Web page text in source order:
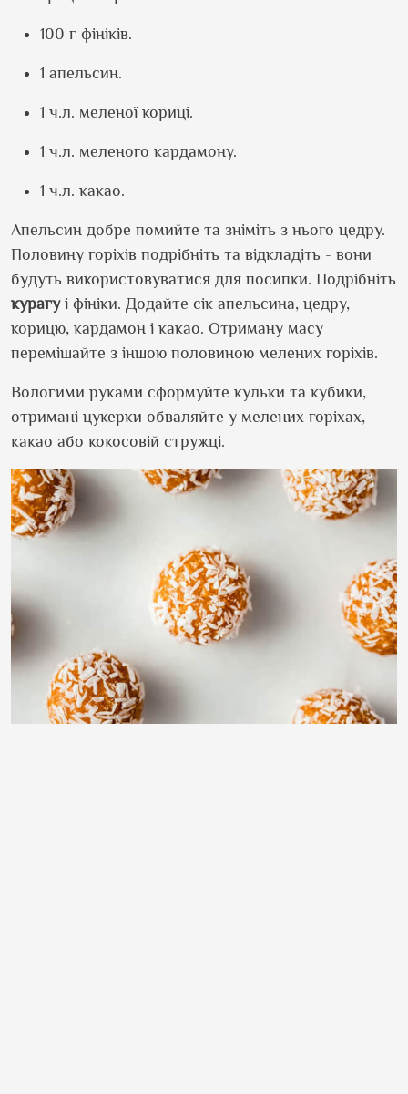
100 г фініків.
1 апельсин.
1 ч.л. меленої кориці.
1 ч.л. меленого кардамону.
1 ч.л. какао.
Апельсин добре помийте та зніміть з нього цедру.
Половину горіхів подрібніть та відкладіть - вони
будуть використовуватися для посипки. Подрібніть
курагуі фініки. Додайте сік апельсина, цедру,
корицю, кардамон і какао. Отриману масу
перемішайте з іншою половиною мелених горіхів.
Вологими руками сформуйте кульки та кубики,
отримані цукерки обваляйте у мелених горіхах,
какао або кокосовій стружці.